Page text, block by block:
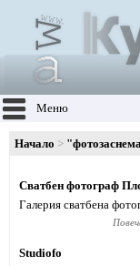
Меню
Начало
Сватбен фотограф
Галерия сватбена
Studiofo